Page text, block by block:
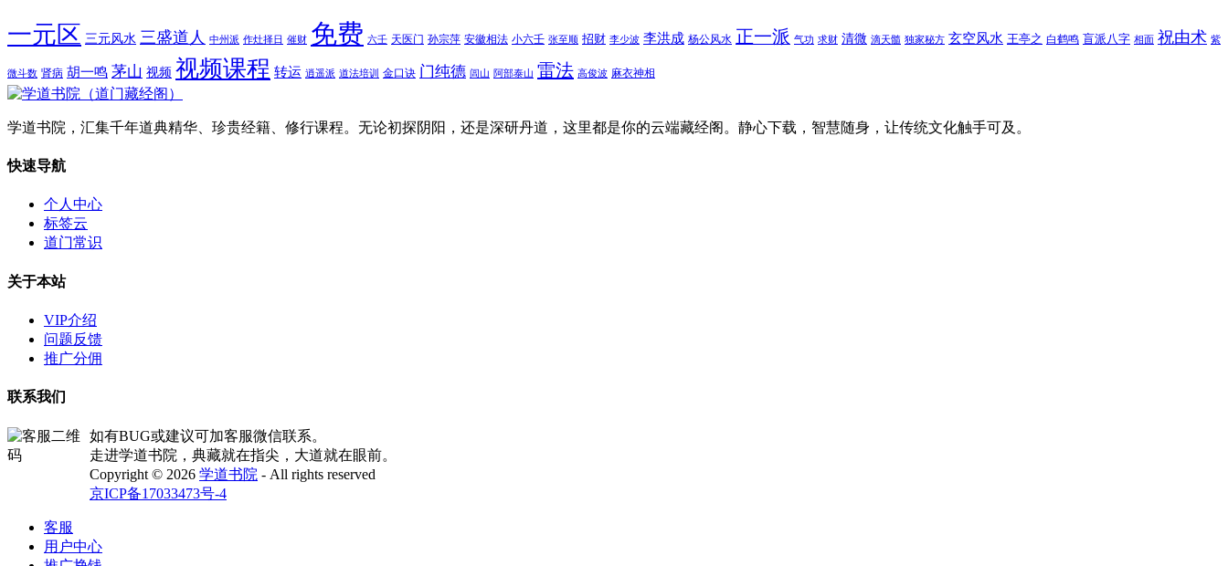
一元区 三元风水 三盛道人 中州派 作灶择日 催财 免费 六壬 天医门 孙宗萍 安徽相法 小六壬 张至顺 招财 李少波 李洪成 杨公风水 正一派 气功 求财 清微 滴天髓 独家秘方 玄空风水 王亭之 白鹤鸣 盲派八字 相面 祝由术 紫
微斗数 肾病 胡一鸣 茅山 视频 视频课程 转运 逍遥派 道法培训 金口诀 门纯德 闾山 阿部泰山 雷法 高俊波 麻衣神相
学道书院，汇集千年道典精华、珍贵经籍、修行课程。无论初探阴阳，还是深研丹道，这里都是你的云端藏经阁。静心下载，智慧随身，让传统文化触手可及。
快速导航
个人中心
标签云
道门常识
关于本站
VIP介绍
问题反馈
推广分佣
联系我们
如有BUG或建议可加客服微信联系。
走进学道书院，典藏就在指尖，大道就在眼前。
Copyright © 2026 学道书院 - All rights reserved
京ICP备17033473号-4
客服
用户中心